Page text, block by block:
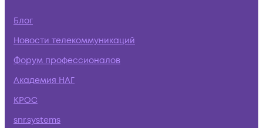
Блог
Новости телекоммуникаций
Форум профессионалов
Академия НАГ
КРОС
snr.systems